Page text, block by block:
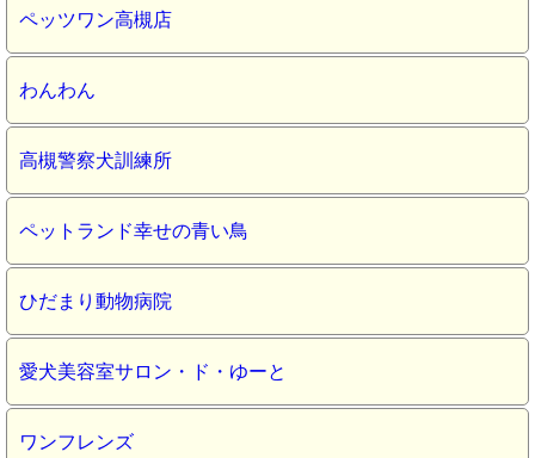
ペッツワン高槻店
わんわん
高槻警察犬訓練所
ペットランド幸せの青い鳥
ひだまり動物病院
愛犬美容室サロン・ド・ゆーと
ワンフレンズ